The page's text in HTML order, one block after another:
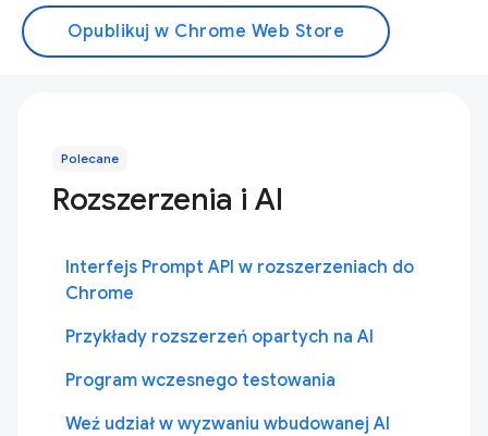
Opublikuj w Chrome Web Store
Polecane
Rozszerzenia i AI
Interfejs Prompt API w rozszerzeniach do
Chrome
Przykłady rozszerzeń opartych na AI
Program wczesnego testowania
Weź udział w wyzwaniu wbudowanej AI